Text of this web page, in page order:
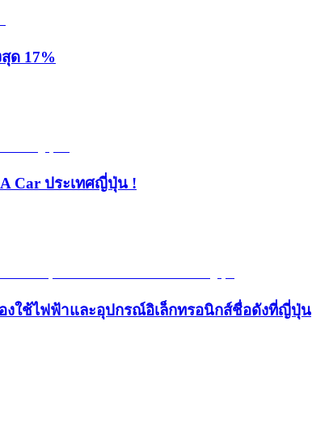
ด 17%
Car ประเทศญี่ปุ่น !
งใช้ไฟฟ้าและอุปกรณ์อิเล็กทรอนิกส์ชื่อดังที่ญี่ปุ่น